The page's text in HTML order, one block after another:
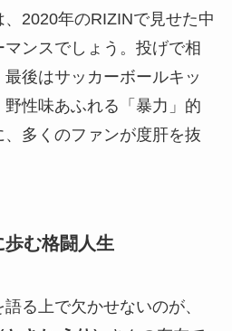
2020年のRIZINで見せた中
ンスでしょう。投げで相
後はサッカーボールキッ
性味あふれる「暴力」的
多くのファンが度肝を抜
む格闘人生
る上で欠かせないのが、